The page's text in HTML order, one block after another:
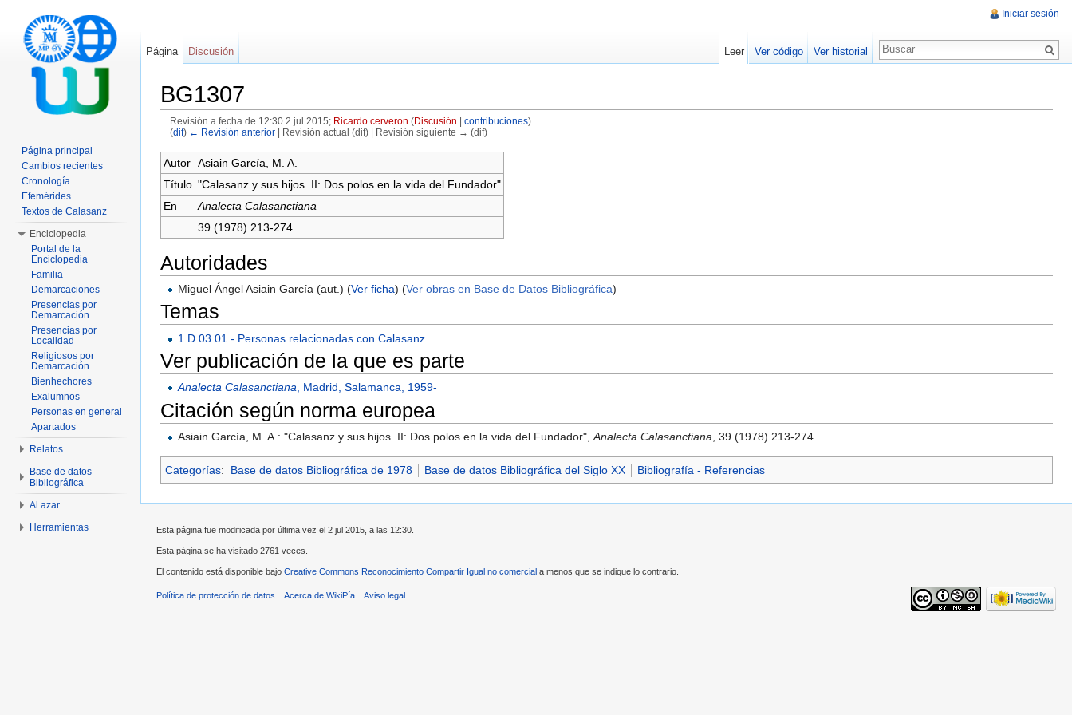
BG1307
Revisión a fecha de 12:30 2 jul 2015; Ricardo.cerveron (Discusión contribuciones)
(dif) ← Revisión anterior| Revisión actual (dif) | Revisión siguiente → (dif)
Autor Asiain García, M. A.
Título "Calasanz y sus hijos. II: Dos polos en la vida del Fundador"
En
Analecta Calasanctiana
39 (1978) 213-274.
Autoridades
Miguel Ángel Asiain García (aut.) (Ver ficha) (Ver obras en Base de Datos Bibliográfica)
Temas
1.D.03.01 - Personas relacionadas con Calasanz
Ver publicación de la que es parte
Analecta Calasanctiana, Madrid, Salamanca, 1959-
Citación según norma europea
Asiain García, M. A.: "Calasanz y sus hijos. II: Dos polos en la vida del Fundador",Analecta Calasanctiana , 39 (1978) 213-274.
Categorías: Base de datos Bibliográfica de 1978 Base de datos Bibliográfica del Siglo XX Bibliografía - Referencias
Iniciar sesión
Página Discusión Leer Ver código Ver historial
Página principal
Cambios recientes
Cronología
Efemérides
Textos de Calasanz
Enciclopedia
Portal de la
Enciclopedia
Familia
Demarcaciones
Presencias por
Demarcación
Presencias por
Localidad
Religiosos por
Demarcación
Bienhechores
Exalumnos
Personas en general
Apartados
Relatos
Base de datos
Bibliográfica
Al azar
Herramientas
Esta página fue modificada por última vez el 2 jul 2015, a las 12:30.
Esta página se ha visitado 2761 veces.
El contenido está disponible bajo Creative Commons Reconocimiento Compartir Igual no comercial a menos que se indique lo contrario.
Política de protección de datos Acerca de WikiPía Aviso legal